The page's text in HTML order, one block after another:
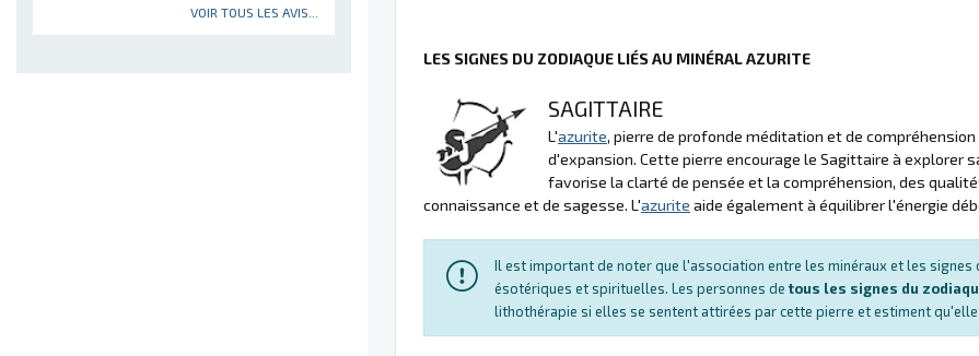
VOIR TOUS LES AVIS...
LES SIGNES DU ZODIAQUE LIÉS AU MINÉRAL AZURITE
SAGITTAIRE
L'azurite, pierre de profonde méditation et de
d'expansion. Cette pierre encourage le Sagittaire à
favorise la clarté de pensée et la compréhension, des
connaissance et de sagesse. L'azurite aide également à équilibrer l'énergie
Il est important de noter que l'association entre les minéraux et les
ésotériques et spirituelles. Les personnes de tous les signes du
lithothérapie si elles se sentent attirées par cette pierre et estiment